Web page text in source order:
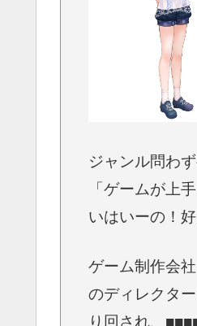
ジャンル問わ
「ゲームが上
いはいーの！
ゲーム制作会
のディレクタ
り回され、